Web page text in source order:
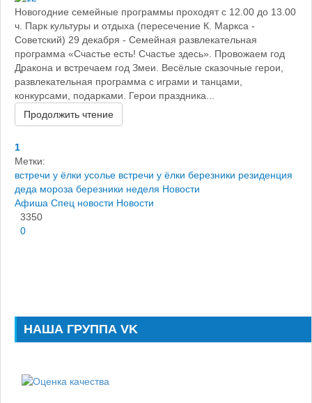
Новогодние семейные программы проходят с 12.00 до 13.00
ч. Парк культуры и отдыха (пересечение К. Маркса -
Советский) 29 декабря - Семейная развлекательная
программа «Счастье есть! Счастье здесь». Провожаем год
Дракона и встречаем год Змеи. Весёлые сказочные герои,
развлекательная программа с играми и танцами,
конкурсами, подарками. Герои праздника...
Продолжить чтение
1
Метки:
встречи у ёлки усолье встречи у ёлки березники резиденция
деда мороза березники неделя Новости
Афиша Спец новости Новости
3350
0
НАША ГРУППА VK